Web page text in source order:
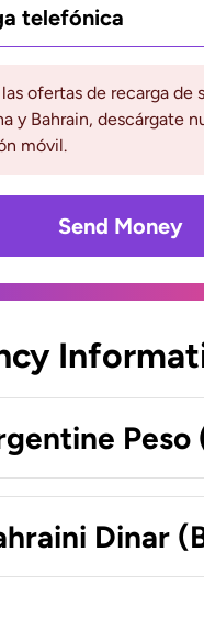
telefónica
las ofertas de recarga de
y Bahrain, descárgate
móvil.
Send Money
Peso
Dinar